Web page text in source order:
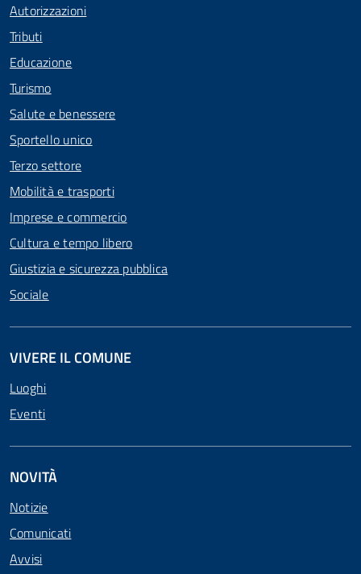
Autorizzazioni
Tributi
Educazione
Turismo
Salute e benessere
Sportello unico
Terzo settore
Mobilità e trasporti
Imprese e commercio
Cultura e tempo libero
Giustizia e sicurezza pubblica
Sociale
VIVERE IL COMUNE
Luoghi
Eventi
NOVITÀ
Notizie
Comunicati
Avvisi